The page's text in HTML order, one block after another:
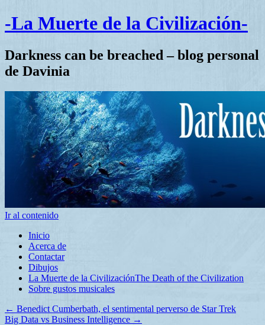
-La Muerte de la Civilización-
Darkness can be breached – blog personal
de Davinia
Ir al contenido
Inicio
Acerca de
Contactar
Dibujos
La Muerte de la CivilizaciónThe Death of the Civilization
Sobre gustos musicales
← Benedict Cumberbath, el sentimental perverso de Star Trek
Big Data vs Business Intelligence →